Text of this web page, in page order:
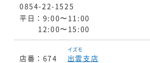
0854-22-1525
平日：9:00〜11:00
12:00〜15:00
店番：674 出雲
イズモ
支店